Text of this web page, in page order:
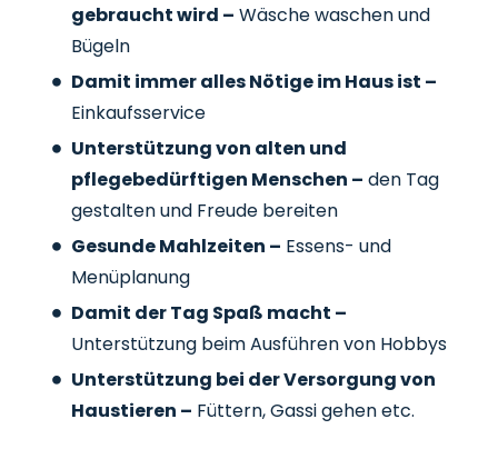
gebraucht wird – Wäsche waschen und
Bügeln
Damit immer alles Nötige im Haus ist –
Einkaufsservice
Unterstützung von alten und
pflegebedürftigen Menschen – den Tag
gestalten und Freude bereiten
Gesunde Mahlzeiten – Essens- und
Menüplanung
Damit der Tag Spaß macht –
Unterstützung beim Ausführen von Hobbys
Unterstützung bei der Versorgung von
Haustieren – Füttern, Gassi gehen etc.